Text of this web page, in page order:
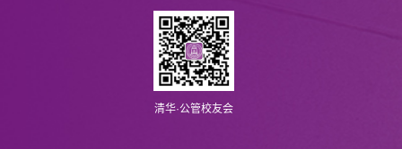
清华·公管校友会